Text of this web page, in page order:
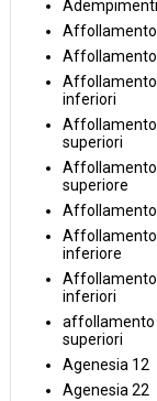
Adempimenti
Affollamento
inferiori
Affollamento
superiori
Affollamento
superiore
inferiore
Affollamento
inferiori
affollamento
superiori
Agenesia 12
Agenesia 22